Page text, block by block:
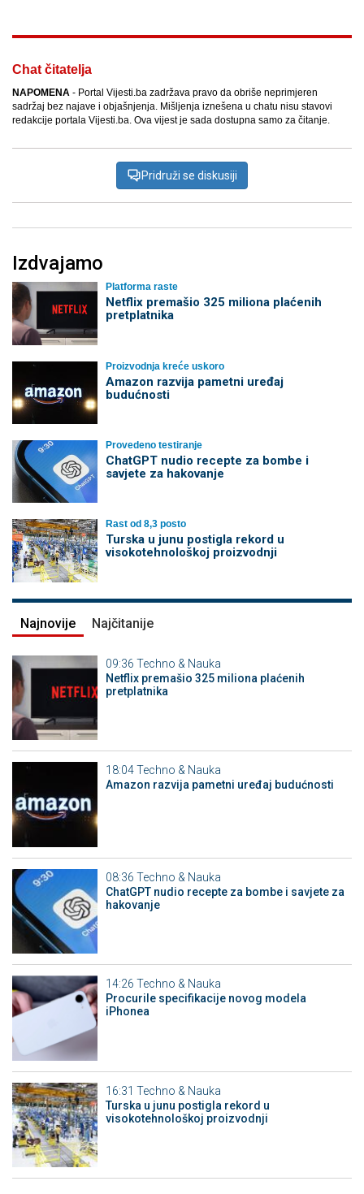
Chat čitatelja
NAPOMENA - Portal Vijesti.ba zadržava pravo da obriše neprimjeren
sadržaj bez najave i objašnjenja. Mišljenja iznešena u chatu nisu stavovi
redakcije portala Vijesti.ba. Ova vijest je sada dostupna samo za čitanje.
Pridruži se diskusiji
Izdvajamo
Platforma raste
Netflix premašio 325 miliona plaćenih
pretplatnika
Proizvodnja kreće uskoro
Amazon razvija pametni uređaj
budućnosti
Provedeno testiranje
ChatGPT nudio recepte za bombe i
savjete za hakovanje
Rast od 8,3 posto
Turska u junu postigla rekord u
visokotehnološkoj proizvodnji
Najnovije Najčitanije
09:36 Techno & Nauka
Netflix premašio 325 miliona plaćenih
pretplatnika
18:04Techno & Nauka
Amazon razvija pametni uređaj budućnosti
08:36 Techno & Nauka
ChatGPT nudio recepte za bombe i savjete za
hakovanje
14:26 Techno & Nauka
Procurile specifikacije novog modela
iPhonea
16:31 Techno & Nauka
Turska u junu postigla rekord u
visokotehnološkoj proizvodnji